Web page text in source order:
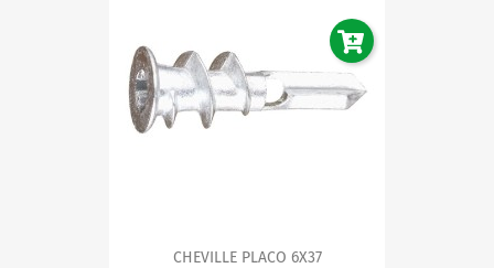
CHEVILLE PLACO 6X37